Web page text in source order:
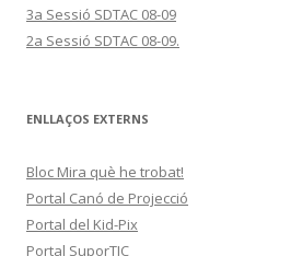
3a Sessió SDTAC 08-09
2a Sessió SDTAC 08-09.
ENLLAÇOS EXTERNS
Bloc Mira què he trobat!
Portal Canó de Projecció
Portal del Kid-Pix
Portal SuporTIC